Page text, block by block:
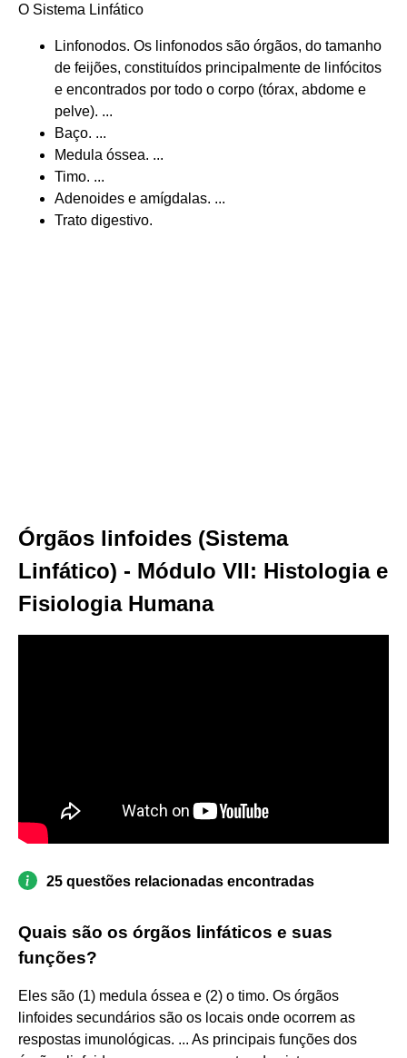
O Sistema Linfático
Linfonodos. Os linfonodos são órgãos, do tamanho
de feijões, constituídos principalmente de linfócitos
e encontrados por todo o corpo (tórax, abdome e
pelve). ...
Baço. ...
Medula óssea. ...
Timo. ...
Adenoides e amígdalas. ...
Trato digestivo.
Órgãos linfoides (Sistema
Linfático) - Módulo VII: Histologia e
Fisiologia Humana
25 questões relacionadas encontradas
Quais são os órgãos linfáticos e suas
funções?
Eles são (1) medula óssea e (2) o timo. Os órgãos
linfoides secundários são os locais onde ocorrem as
respostas imunológicas. ... As principais funções dos